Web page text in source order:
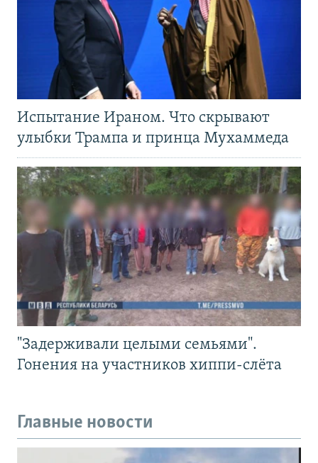
Испытание Ираном. Что скрывают
улыбки Трампа и принца Мухаммеда
"Задерживали целыми семьями".
Гонения на участников хиппи-слёта
Главные новости